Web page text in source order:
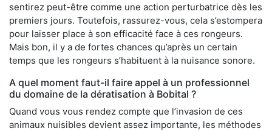
sentirez peut-être comme une action perturbatrice dès les
premiers jours. Toutefois, rassurez-vous, cela s’estompera
pour laisser place à son efficacité face à ces rongeurs.
Mais bon, il y a de fortes chances qu’après un certain
temps que les rongeurs s’habituent à la nuisance sonore.
A quel moment faut-il faire appel à un professionnel
du domaine de la dératisation à Bobital ?
Quand vous vous rendez compte que l’invasion de ces
animaux nuisibles devient assez importante, les méthodes